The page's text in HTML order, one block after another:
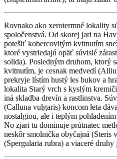
Rovnako ako xerotermné lokality
spoločenstvá. Od skorej jari na
potešiť kobercovitým kvitnutím
ktoré vystriedajú opäť súvislé
solida). Posledným druhom, ktorý
kvitnutím, je cesnak medvedí
prekryje lístím hustý les bukov a
lokalita Starý vrch s kyslým
iná skladba drevín a rastlinstva.
(Calluna vulgaris) koncom leta
nostalgiou, ale i teplým
No zjari tu dominuje prútnatec
neskôr smolnička obyčajná (Steris
(Spergularia rubra) a viaceré